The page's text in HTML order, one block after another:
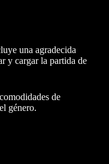
una agradecida
y cargar la partida de
de
género.